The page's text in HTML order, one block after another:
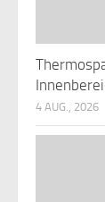
4 AUG., 2026